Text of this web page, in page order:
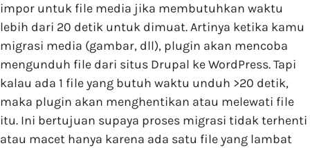
impor untuk file media jika membutuhkan waktu
lebih dari 20 detik untuk dimuat. Artinya ketika kamu
migrasi media (gambar, dll), plugin akan mencoba
mengunduh file dari situs Drupal ke WordPress. Tapi
kalau ada 1 file yang butuh waktu unduh >20 detik,
maka plugin akan menghentikan atau melewati file
itu. Ini bertujuan supaya proses migrasi tidak terhenti
atau macet hanya karena ada satu file yang lambat